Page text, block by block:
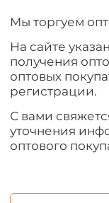
арт.ВТ02-5-02-002
Блесна
5" (реплика Ball
Concept)
215₽
Выбрать товар
Мы торгуем
На сайте
получения
оптовых
регистрации.
С вами
уточнения
оптового